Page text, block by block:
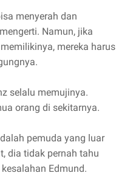
menyerah dan
Namun, jika
mereka harus
selalu memujinya.
orang di sekitarnya.
pemuda yang luar
dia tidak pernah tahu
Edmund.